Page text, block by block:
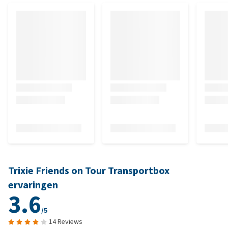
Trixie Friends on Tour Transportbox
ervaringen
3.6/5
14 Reviews